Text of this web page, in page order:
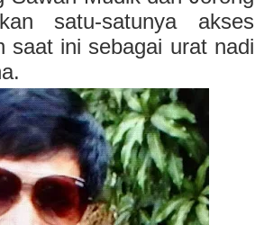
satu-satunya akses
saat ini sebagai urat nadi